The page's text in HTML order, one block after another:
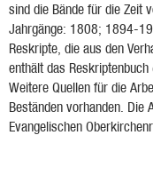
sind die Bände für die Zeit
Jahrgänge: 1808; 1894-
Reskripte, die aus den
enthält das Reskriptenbuch
Weitere Quellen für die
Beständen vorhanden.
Evangelischen